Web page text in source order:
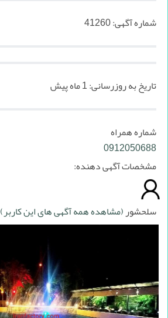
شماره آگهی:41260
تاریخ به روزرسانی:1 ماه پیش
شماره همراه
0912050688
مشخصات آگهی دهنده:
سلحشور(مشاهده همه آگهی های این کاربر)